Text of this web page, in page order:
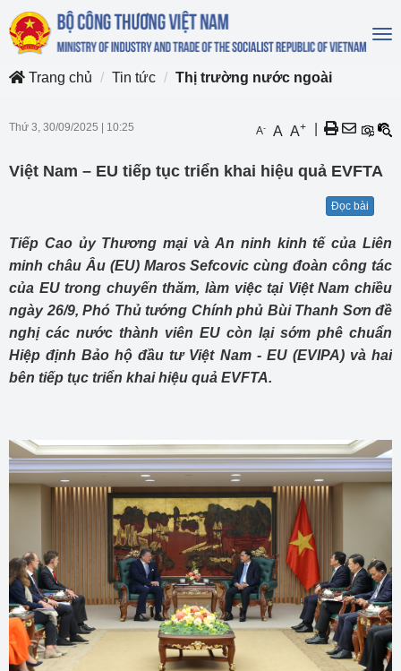
Trang chủ
Tin tức Thị trường nước ngoài
Thứ 3, 30/09/2025 10:25 A- A A+
Việt Nam – EU tiếp tục triển khai hiệu quả EVFTA
Đọc bài
Tiếp Cao ủy Thương mại và An ninh kinh tế của Liên
minh châu Âu (EU) Maros Sefcovic cùng đoàn công tác
của EU trong chuyến thăm, làm việc tại Việt Nam chiều
ngày 26/9, Phó Thủ tướng Chính phủ Bùi Thanh Sơn đề
nghị các nước thành viên EU còn lại sớm phê chuẩn
Hiệp định Bảo hộ đầu tư Việt Nam - EU (EVIPA) và hai
bên tiếp tục triển khai hiệu quả EVFTA.